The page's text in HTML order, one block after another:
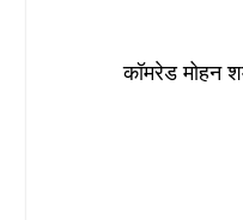
कॉमरेड मोहन